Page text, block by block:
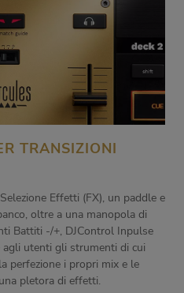
TRANSIZIONI
Effetti (FX), un paddle e
oltre a una manopola di
Battiti -/+, DJControl Inpulse
utenti gli strumenti di cui
perfezione i propri mix e le
pletora di effetti.